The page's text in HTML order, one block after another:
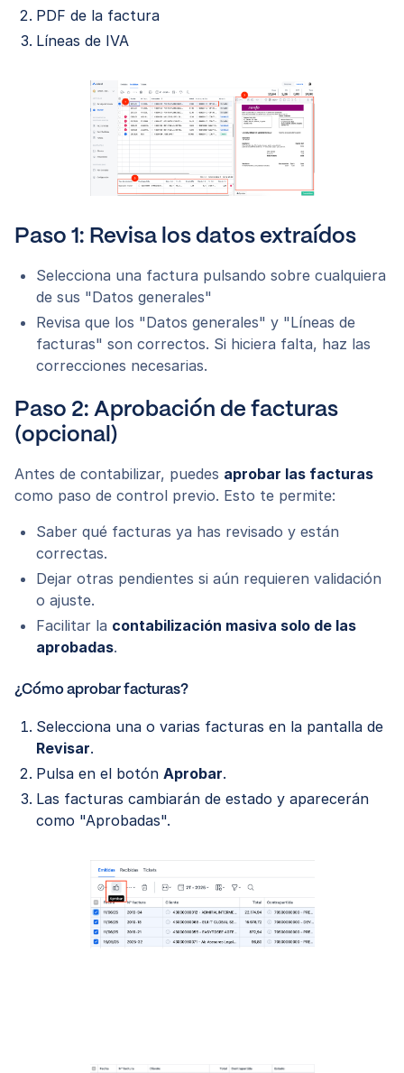
PDF de la factura
Líneas de IVA
Paso 1: Revisa los datos extraídos
Selecciona una factura pulsando sobre cualquiera
de sus "Datos generales"
Revisa que los "Datos generales" y "Líneas de
facturas" son correctos. Si hiciera falta, haz las
correcciones necesarias.
Paso 2: Aprobación de facturas
(opcional)
Antes de contabilizar, puedes aprobar las facturas
como paso de control previo. Esto te permite:
Saber qué facturas ya has revisado y están
correctas.
Dejar otras pendientes si aún requieren validación
o ajuste.
Facilitar la contabilización masiva solo de las
aprobadas.
¿Cómo aprobar facturas?
Selecciona una o varias facturas en la pantalla de
Revisar.
Pulsa en el botón Aprobar.
Las facturas cambiarán de estado y aparecerán
como "Aprobadas".